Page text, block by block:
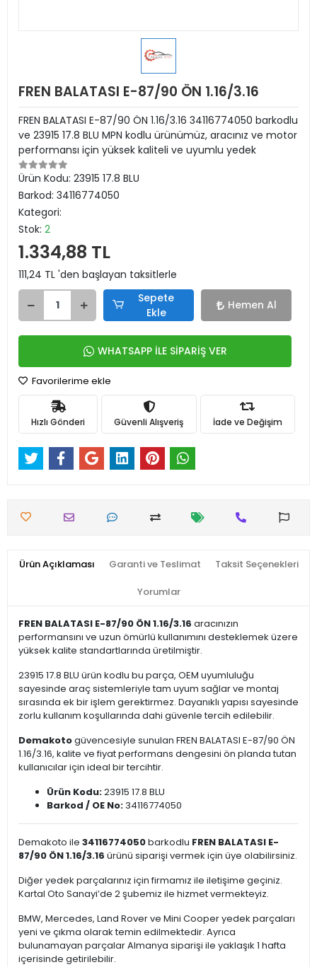
FREN BALATASI E-87/90 ÖN 1.16/3.16
FREN BALATASI E-87/90 ÖN 1.16/3.16 34116774050 barkodlu
ve 23915 17.8 BLU MPN kodlu ürünümüz, aracınız ve motor
performansı için yüksek kaliteli ve uyumlu yedek
Ürün Kodu: 23915 17.8 BLU
Barkod: 34116774050
Kategori:
Stok: 2
1.334,88 TL
111,24 TL 'den başlayan taksitlerle
Sepete
Ekle
Hemen Al
WHATSAPP İLE SİPARİŞ VER
Favorilerime ekle
Hızlı Gönderi Güvenli Alışveriş İade ve Değişim
Ürün Açıklaması Garanti ve Teslimat Taksit Seçenekleri
Yorumlar
FREN BALATASI E-87/90 ÖN 1.16/3.16 aracınızın
performansını ve uzun ömürlü kullanımını desteklemek üzere
yüksek kalite standartlarında üretilmiştir.
23915 17.8 BLU ürün kodlu bu parça, OEM uyumluluğu
sayesinde araç sistemleriyle tam uyum sağlar ve montaj
sırasında ek bir işlem gerektirmez. Dayanıklı yapısı sayesinde
zorlu kullanım koşullarında dahi güvenle tercih edilebilir.
Demakotogüvencesiyle sunulan FREN BALATASI E-87/90 ÖN
1.16/3.16, kalite ve fiyat performans dengesini ön planda tutan
kullanıcılar için ideal bir tercihtir.
Ürün Kodu:23915 17.8 BLU
Barkod / OE No:34116774050
Demakoto ile 34116774050barkodlu FREN BALATASI E-
87/90 ÖN 1.16/3.16 ürünü siparişi vermek için üye olabilirsiniz.
Diğer yedek parçalarınız için firmamız ile iletişime geçiniz.
Kartal Oto Sanayi’de 2 şubemiz ile hizmet vermekteyiz.
BMW, Mercedes, Land Rover ve Mini Cooper yedek parçaları
yeni ve çıkma olarak temin edilmektedir. Ayrıca
bulunamayan parçalar Almanya siparişi ile yaklaşık 1 hafta
içerisinde getirilebilir.